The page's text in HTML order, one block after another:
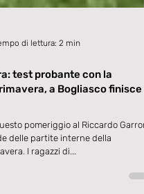
di lettura: 2 min
test probante con la
a Bogliasco finisce
pomeriggio al Riccardo